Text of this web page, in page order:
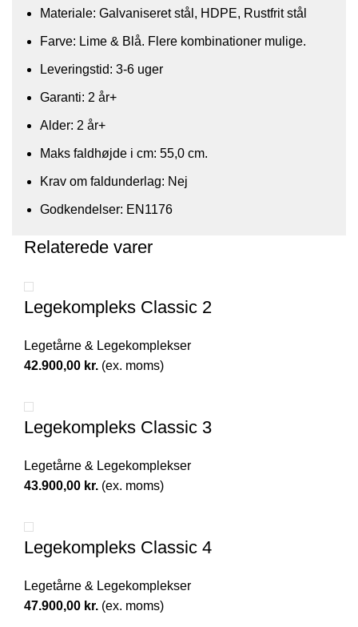
Materiale: Galvaniseret stål, HDPE, Rustfrit stål
Farve: Lime & Blå. Flere kombinationer mulige.
Leveringstid: 3-6 uger
Garanti: 2 år+
Alder: 2 år+
​Maks faldhøjde i cm: 55,0 cm.
Krav om faldunderlag: Nej
Godkendelser: EN1176
Relaterede varer
Legekompleks Classic 2
Legetårne & Legekomplekser
42.900,00 kr. (ex. moms)
Legekompleks Classic 3
Legetårne & Legekomplekser
43.900,00 kr. (ex. moms)
Legekompleks Classic 4
Legetårne & Legekomplekser
47.900,00 kr. (ex. moms)